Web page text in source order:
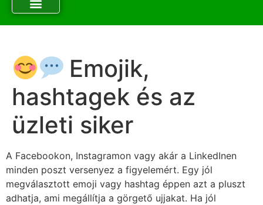
Emojik,
hashtagek és az
üzleti siker
A Facebookon, Instagramon vagy akár a LinkedInen
minden poszt versenyez a figyelemért. Egy jól
megválasztott emoji vagy hashtag éppen azt a pluszt
adhatja, ami megállítja a görgető ujjakat. Ha jól